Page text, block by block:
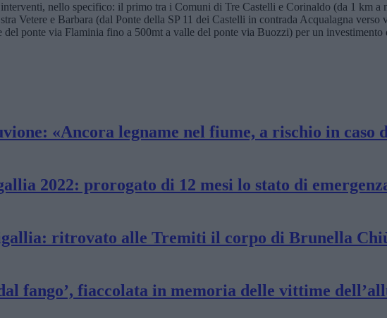
nello specifico: il primo tra i Comuni di Tre Castelli e Corinaldo (da 1 km
Vetere e Barbara (dal Ponte della SP 11 dei Castelli in contrada Acqualagna verso
del ponte via Flaminia fino a 500mt a valle del ponte via Buozzi) per un investimento
«Ancora legname nel fiume, a rischio in caso
2022: prorogato di 12 mesi lo stato di
ritrovato alle Tremiti il corpo di Brunella
fango’, fiaccolata in memoria delle vittime